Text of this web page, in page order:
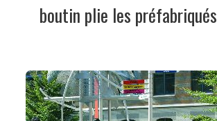
boutin plie les préfabriqués